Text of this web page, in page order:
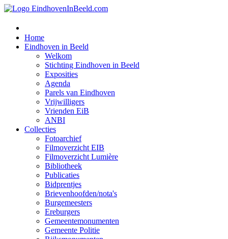
Home
Eindhoven in Beeld
Welkom
Stichting Eindhoven in Beeld
Exposities
Agenda
Parels van Eindhoven
Vrijwilligers
Vrienden EiB
ANBI
Collecties
Fotoarchief
Filmoverzicht EIB
Filmoverzicht Lumière
Bibliotheek
Publicaties
Bidprentjes
Brievenhoofden/nota's
Burgemeesters
Ereburgers
Gemeentemonumenten
Gemeente Politie